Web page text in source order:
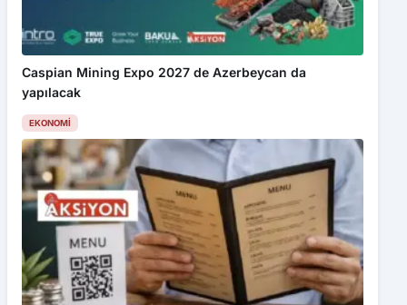
Caspian Mining Expo 2027 de Azerbeycan da
yapılacak
EKONOMI